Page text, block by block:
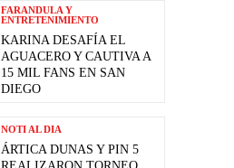
FARANDULA Y
ENTRETENIMIENTO
KARINA DESAFÍA EL
AGUACERO Y CAUTIVA A
15 MIL FANS EN SAN
DIEGO
NOTI AL DIA
ÁRTICA DUNAS Y PIN 5